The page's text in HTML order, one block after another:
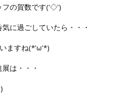
の賀数です(‘◇’)ゞ
に過ごしていたら・・・
ますね(*’ω’*)
は・・・